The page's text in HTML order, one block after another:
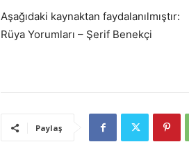
Aşağıdaki kaynaktan faydalanılmıştır:
Rüya Yorumları – Şerif Benekçi
Paylaş